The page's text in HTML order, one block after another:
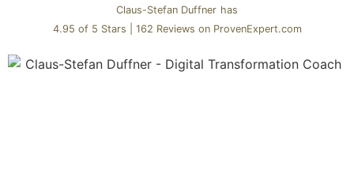
Claus-Stefan Duffner has
4.95 of 5 Stars 162 Reviews on ProvenExpert.com